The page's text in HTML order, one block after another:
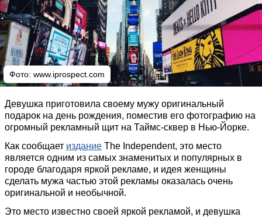
Фото: www.iprospect.com
Девушка приготовила своему мужу оригинальный
подарок на день рождения, поместив его фотографию на
огромный рекламный щит на Таймс-сквер в Нью-Йорке.
Как сообщает издание The Independent, это место
является одним из самых знаменитых и популярных в
городе благодаря яркой рекламе, и идея женщины
сделать мужа частью этой рекламы оказалась очень
оригинальной и необычной.
Это место известно своей яркой рекламой, и девушка